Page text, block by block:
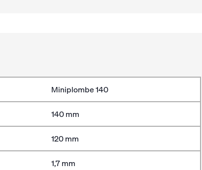
Miniplombe 140
140 mm
120 mm
1,7 mm